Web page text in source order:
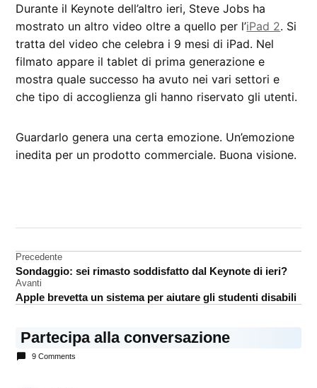
Durante il Keynote dell’altro ieri, Steve Jobs ha
mostrato un altro video oltre a quello per l’iPad 2. Si
tratta del video che celebra i 9 mesi di iPad. Nel
filmato appare il tablet di prima generazione e
mostra quale successo ha avuto nei vari settori e
che tipo di accoglienza gli hanno riservato gli utenti.
Guardarlo genera una certa emozione. Un’emozione
inedita per un prodotto commerciale. Buona visione.
video
Navigazione
articoli
Precedente
Sondaggio: sei rimasto soddisfatto dal Keynote di ieri?
Avanti
Apple brevetta un sistema per aiutare gli studenti disabili
Partecipa alla conversazione
9 Comments